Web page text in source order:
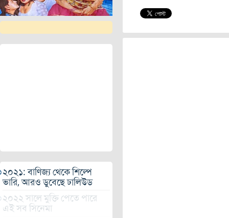
২০২১: বাণিজ্য থেকে শিল্পে
ভারি, আরও ডুবেছে ঢালিউড
২০২২ সালে মুক্তি পেতে পারে
এই সব সিনেমা